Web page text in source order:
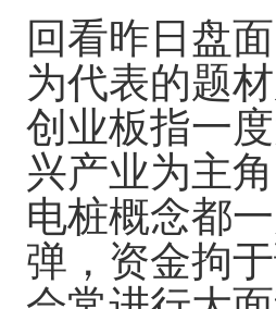
回看昨日盘
为代表的题
创业板指一
兴产业为主
电桩概念都
弹，资金拘